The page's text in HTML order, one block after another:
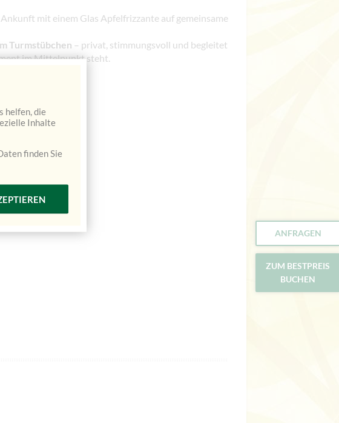
mit einem Glas Apfelfrizzante auf gemeinsame
Turmstübchen – privat, stimmungsvoll und begleitet
im Mittelpunkt steht.
ANFRAGEN
ZUM BESTPREIS
BUCHEN
helfen, die
Inhalte
finden Sie